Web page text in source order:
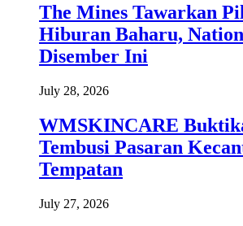
The Mines Tawarkan
Hiburan Baharu,
Disember Ini
July 28, 2026
WMSKINCARE
Tembusi Pasaran
Tempatan
July 27, 2026